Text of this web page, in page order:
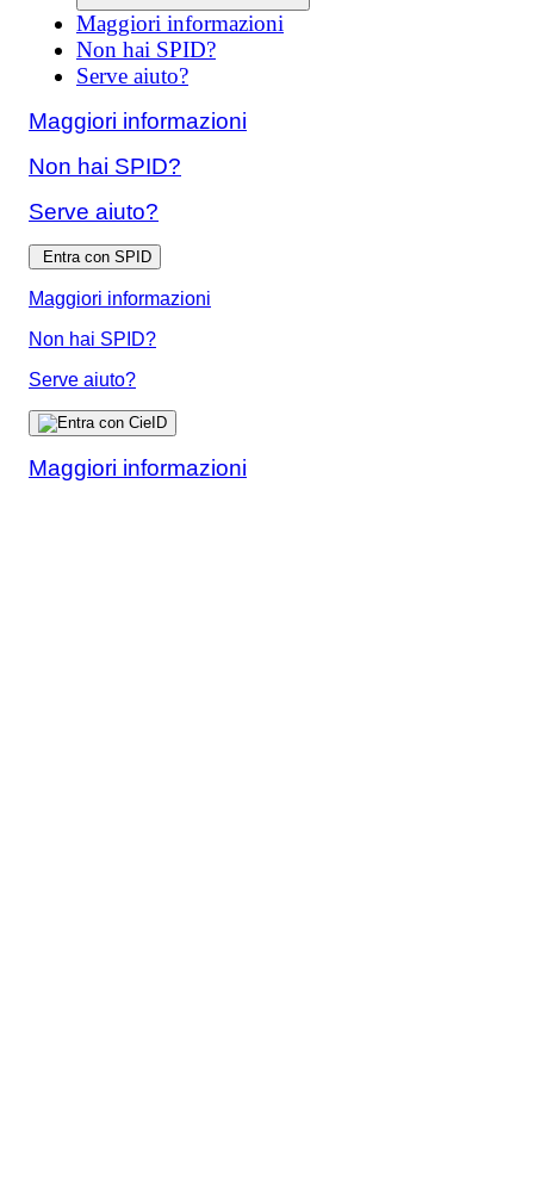
Maggiori informazioni
Non hai SPID?
Serve aiuto?
Maggiori informazioni
Non hai SPID?
Serve aiuto?
Entra con SPID
Maggiori informazioni
Non hai SPID?
Serve aiuto?
Maggiori informazioni